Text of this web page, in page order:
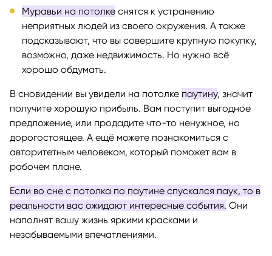
Муравьи на потолке снятся к устранению
неприятных людей из своего окружения. А также
подсказывают, что вы совершите крупную покупку,
возможно, даже недвижимость. Но нужно всё
хорошо обдумать.
В сновидении вы увидели на потолке паутину, значит
получите хорошую прибыль. Вам поступит выгодное
предложение, или продадите что-то ненужное, но
дорогостоящее. А ещё можете познакомиться с
авторитетным человеком, который поможет вам в
рабочем плане.
Если во сне с потолка по паутине спускался паук, то в
реальности вас ожидают интересные события. Они
наполнят вашу жизнь яркими красками и
незабываемыми впечатлениями.